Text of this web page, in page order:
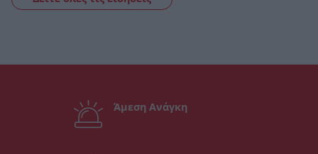
Άμεση Ανάγκη